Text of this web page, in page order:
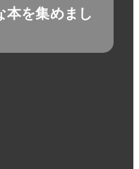
本を集めまし